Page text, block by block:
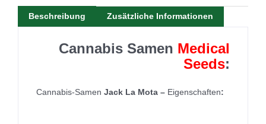
Beschreibung Zusätzliche Informationen
Cannabis Samen Medical
Seeds:
Cannabis-Samen Jack La Mota – Eigenschaften: